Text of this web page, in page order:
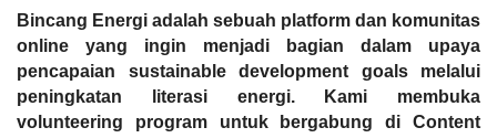
Bincang Energi adalah sebuah platform dan komunitas
online yang ingin menjadi bagian dalam upaya
pencapaian sustainable development goals melalui
peningkatan literasi energi. Kami membuka
volunteering program untuk bergabung di Content